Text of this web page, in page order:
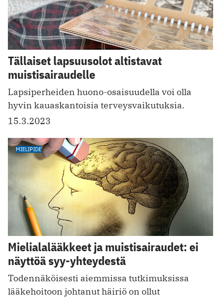
Tällaiset lapsuusolot altistavat
muistisairaudelle
Lapsiperheiden huono-osaisuudella voi olla
hyvin kauaskantoisia terveysvaikutuksia.
15.3.2023
MIELIPIDE
Mielialalääkkeet ja muistisairaudet: ei
näyttöä syy-yhteydestä
Todennäköisesti aiemmissa tutkimuksissa
lääkehoitoon johtanut häiriö on ollut